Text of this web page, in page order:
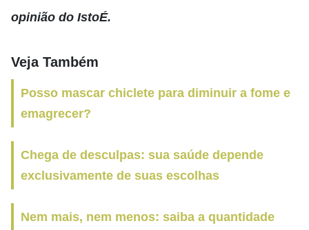
opinião do IstoÉ.
Veja Também
Posso mascar chiclete para diminuir a fome e
emagrecer?
Chega de desculpas: sua saúde depende
exclusivamente de suas escolhas
Nem mais, nem menos: saiba a quantidade